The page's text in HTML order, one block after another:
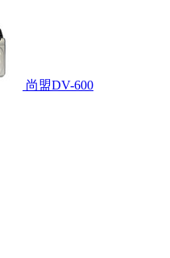
尚盟DV-600